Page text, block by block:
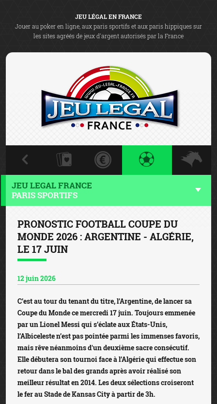
JEU LÉGAL EN FRANCE
Jouer au poker en ligne, aux paris sportifs et aux paris hippiques sur
les sites agréés de jeux d'argent autorisés par la France
JEU LEGAL FRANCE
PARIS SPORTIFS
PRONOSTIC FOOTBALL COUPE DU
MONDE 2026 : ARGENTINE - ALGÉRIE,
LE 17 JUIN
12 juin 2026
C’est au tour du tenant du titre, l’Argentine, de lancer sa
Coupe du Monde ce mercredi 17 juin. Toujours emmenée
par un Lionel Messi qui s’éclate aux États-Unis,
l’Albiceleste n’est pas pointée parmi les immenses favoris,
mais rêve néanmoins d'un deuxième sacre consécutif.
Elle débutera son tournoi face à l’Algérie qui effectue son
retour dans le bal des grands après avoir réalisé son
meilleur résultat en 2014. Les deux sélections croiseront
le fer au Stade de Kansas City à partir de 3h.